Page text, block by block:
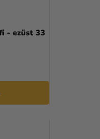
- ezüst 33